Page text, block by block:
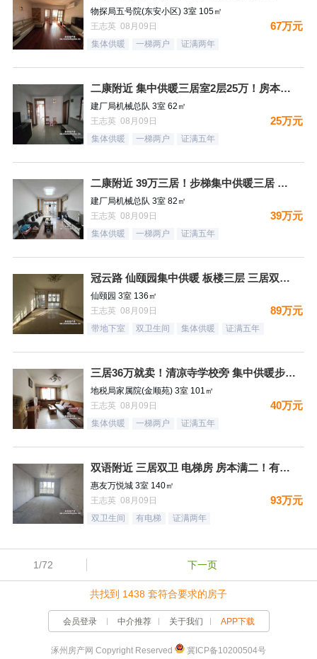
物探局五号院(东安小区) 3室 105㎡
王志英 08月09日
67万元
集体供暖 一梯两户 证满两年
二康附近 集中供暖三居室2层25万！房本满五过户费少！
建厂局机械总队 3室 62㎡
王志英 08月09日
25万元
集体供暖 一梯两户 证满五年
二康附近 39万三居！步梯集中供暖三居 好户型
建厂局机械总队 3室 82㎡
王志英 08月09日
39万元
集体供暖 一梯两户 证满五年
冠云路 仙颐园集中供暖 板楼三层 三居双卫 集中供暖 ！送地
仙颐园 3室 136㎡
王志英 08月09日
89万元
带地下室 双卫生间 集体供暖 证满五年
三居36万就卖！清凉寺学校旁 集中供暖步梯 ！
地税局家属院(金顺苑) 3室 101㎡
王志英 08月09日
40万元
集体供暖 一梯两户 证满五年
双语附近 三居双卫 电梯房 房本满二！有钥匙
惠友万悦城 3室 140㎡
王志英 08月09日
93万元
双卫生间 有电梯 证满两年
1/72 下一页
共找到 1438 套符合要求的房子
会员登录 中介推荐 关于我们 APP下载
涿州房产网 Copyright Reserved 冀ICP备10200504号